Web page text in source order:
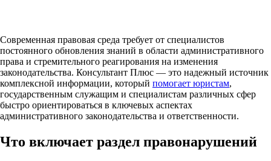
Современная правовая среда требует от специалистов
постоянного обновления знаний в области административного
права и стремительного реагирования на изменения
законодательства. Консультант Плюс — это надежный источник
комплексной информации, который помогает юристам,
государственным служащим и специалистам различных сфер
быстро ориентироваться в ключевых аспектах
административного законодательства и ответственности.
Что включает раздел правонарушений